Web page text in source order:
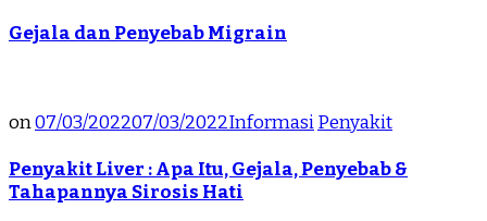
Gejala dan Penyebab Migrain
on07/03/202207/03/2022InformasiPenyakit
Penyakit Liver : Apa Itu, Gejala, Penyebab &
Tahapannya Sirosis Hati